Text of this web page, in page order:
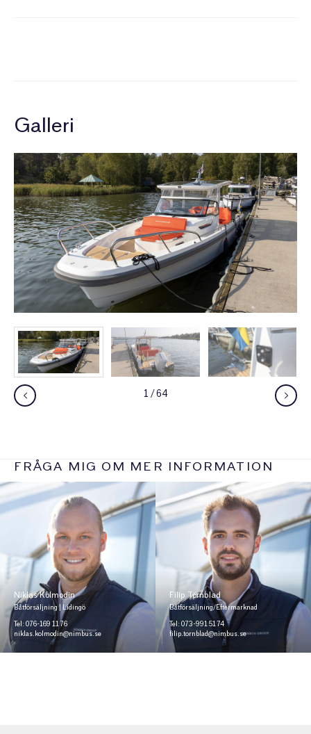
Galleri
1 / 64
FRÅGA MIG OM MER INFORMATION
Niklas Kolmodin
Båtförsäljning | Lidingö
Tel: 076-169 11 76
niklas.kolmodin@nimbus.se
Filip Törnblad
Båtförsäljning/Eftermarknad
Tel: 073-991 51 74
filip.tornblad@nimbus.se